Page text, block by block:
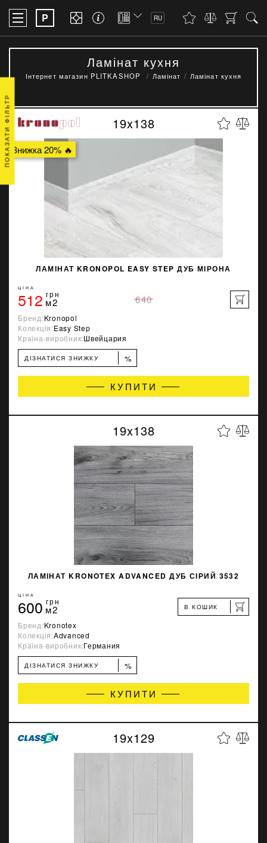
P RU
Ламінат кухня
Інтернет магазин PLITKASHOP Ламінат Ламінат кухня
Знижка 20% 🔥
19x138
ЛАМІНАТ KRONOPOL EASY STEP ДУБ МІРОНА
ЦІНА
512 грн
м2 640
Бренд:Kronopol
Колекція:Easy Step
Країна-виробник:Швейцария
ДІЗНАТИСЯ ЗНИЖКУ %
КУПИТИ
19x138
ЛАМІНАТ KRONOTEX ADVANCED ДУБ СІРИЙ 3532
ЦІНА
600 грн
м2 В КОШИК
Бренд:Kronotex
Колекція:Advanced
Країна-виробник:Германия
ДІЗНАТИСЯ ЗНИЖКУ %
КУПИТИ
19x129
ПОКАЗАТИ ФІЛЬТР